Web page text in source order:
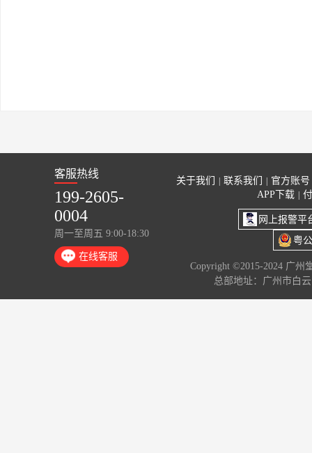
客服热线
199-2605-
0004
周一至周五 9:00-18:30
在线客服
关于我们 联系我们
官方账号
APP下载
网上报警平
粤
Copyright ©2015-2024 广州
总部地址：广州市白